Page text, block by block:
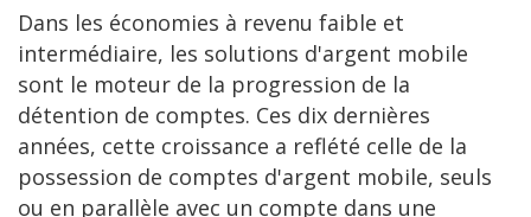
Dans les économies à revenu faible et
intermédiaire, les solutions d'argent mobile
sont le moteur de la progression de la
détention de comptes. Ces dix dernières
années, cette croissance a reflété celle de la
possession de comptes d'argent mobile, seuls
ou en parallèle avec un compte dans une